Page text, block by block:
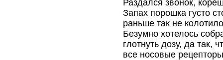
Раздался звонок,
Запах порошка густо
раньше так не
Безумно хотелось
глотнуть дозу, да так,
все носовые